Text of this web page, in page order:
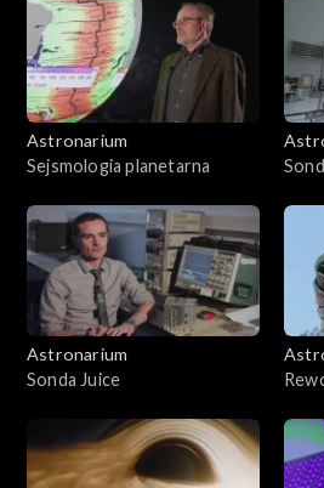
Astronarium
Sejsmologia planetarna
Astronarium
Sonda Juice